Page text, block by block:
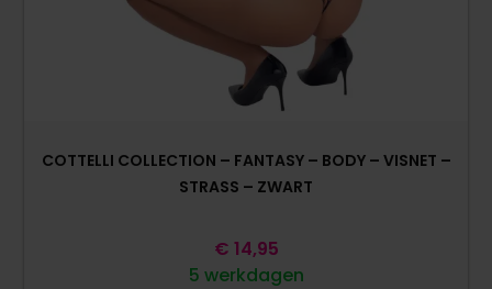
COTTELLI COLLECTION – FANTASY – BODY – VISNET –
STRASS – ZWART
5 werkdagen
€ 14,95